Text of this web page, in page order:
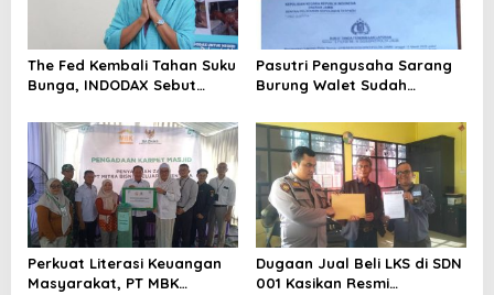
The Fed Kembali Tahan Suku
Bunga, INDODAX Sebut
Sentimen Pasar
Pasutri Pengusaha Sarang
Burung Walet Sudah
Pelapor Desak Polda Jambi
Segera Lakukan Penahanan
Perkuat Literasi Keuangan
Masyarakat, PT MBK
Dugaan Jual Beli LKS di SDN
001 Kasikan Resmi